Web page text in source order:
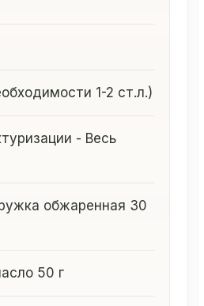
1-2 ст.л.)
- Весь
обжаренная 30
50 г